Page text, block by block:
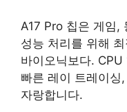
A17 Pro 칩은 게임,
성능 처리를 위해
바이오닉보다.
빠른 레이 트레이
자랑합니다.